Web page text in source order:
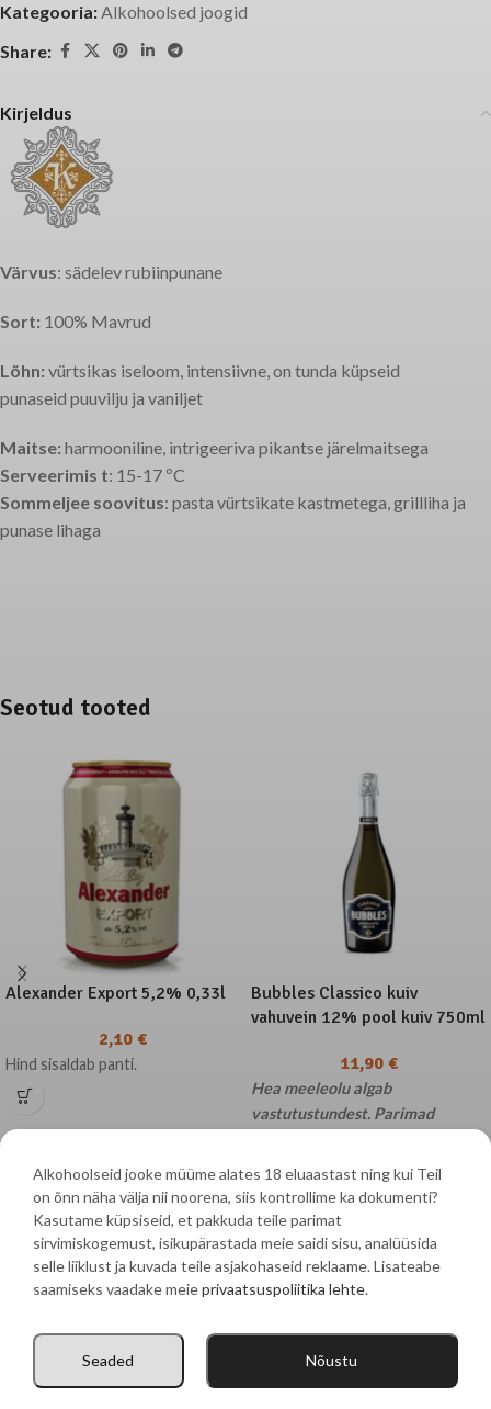
Kategooria:Alkohoolsed joogid
Share:
Kirjeldus
Värvus: sädelev rubiinpunane
Sort: 100% Mavrud
Lõhn: vürtsikas iseloom, intensiivne, on tunda küpseid
punaseid puuvilju ja vaniljet
Maitse: harmooniline, intrigeeriva pikantse järelmaitsega
Serveerimis t: 15-17 ºC
Sommeljee soovitus: pasta vürtsikate kastmetega, grillliha ja
punase lihaga
Seotud tooted
Alexander Export 5,2% 0,33l
2,10 €
Hind sisaldab panti.
Bubbles Classico kuiv
vahuvein 12% pool kuiv 750ml
11,90 €
Hea meeleolu algab
vastutustundest. Parimad
on alkoholiga, palume sul
suhtuda selle tarbimisse austuse
ja mõõdukusega – sinu tervis on
kalleim vara. Meie tooted on
mõeldud nautimiseks vaid
Mere 83 Võsu 45501, Haljala vald, Lääne-Virumaakond
pitsa@vosupitsa.ee
Alkohoolseid jooke müüme alates 18 eluaastast ning kui Teil
on õnn näha välja nii noorena, siis kontrollime ka dokumenti?
Kasutame küpsiseid, et pakkuda teile parimat
sirvimiskogemust, isikupärastada meie saidi sisu, analüüsida
selle liiklust ja kuvada teile asjakohaseid reklaame. Lisateabe
saamiseks vaadake meieprivaatsuspoliitika lehte.
Nõustu
Seaded